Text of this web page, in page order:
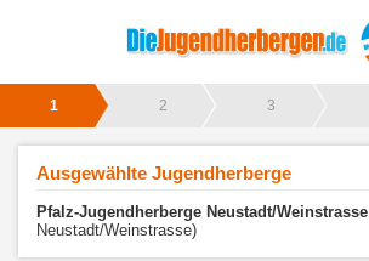
1 2 3
Ausgewählte Jugendherberge
Pfalz-Jugendherberge Neustadt/Weinstrasse
Neustadt/Weinstrasse)